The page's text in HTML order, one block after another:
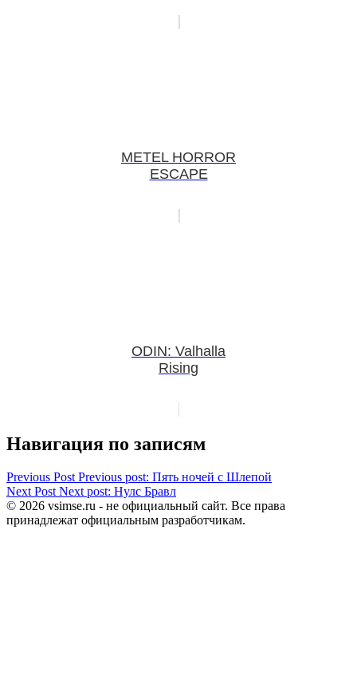
METEL HORROR
ESCAPE
ODIN: Valhalla
Rising
Навигация по записям
Previous Post Previous post: Пять ночей с Шлепой
Next Post Next post: Нулс Бравл
© 2026 vsimse.ru - не официальный сайт. Все права
принадлежат официальным разработчикам.